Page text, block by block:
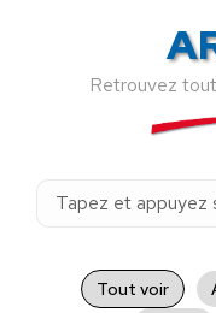
Retrouvez
Recherche
Tout voir